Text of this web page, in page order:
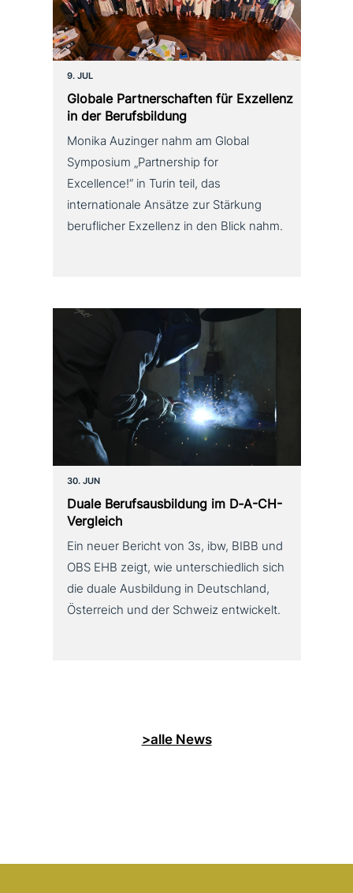
9. JUL
Globale Partnerschaften für Exzellenz
in der Berufsbildung
Monika Auzinger nahm am Global
Symposium „Partnership for
Excellence!“ in Turin teil, das
internationale Ansätze zur Stärkung
beruflicher Exzellenz in den Blick nahm.
30. JUN
Duale Berufsausbildung im D‑A-CH-
Vergleich
Ein neuer Bericht von 3s, ibw, BIBB und
OBS EHB zeigt, wie unterschiedlich sich
die duale Ausbildung in Deutschland,
Österreich und der Schweiz entwickelt.
>alle News